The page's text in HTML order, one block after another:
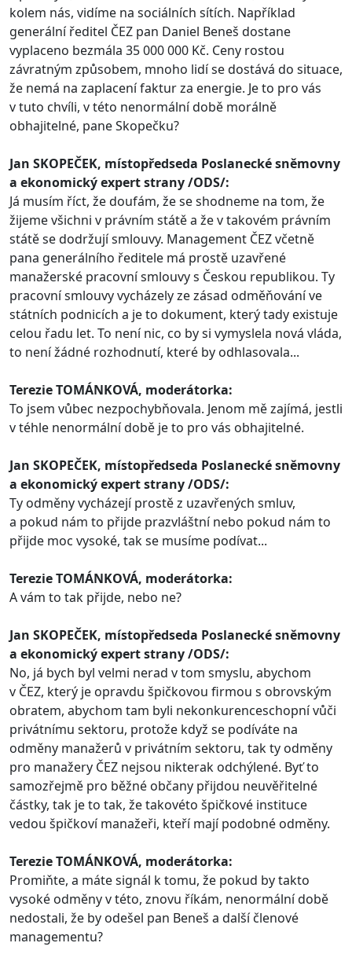
kolem nás, vidíme na sociálních sítích. Například
generální ředitel ČEZ pan Daniel Beneš dostane
vyplaceno bezmála 35 000 000 Kč. Ceny rostou
závratným způsobem, mnoho lidí se dostává do situace,
že nemá na zaplacení faktur za energie. Je to pro vás
v tuto chvíli, v této nenormální době morálně
obhajitelné, pane Skopečku?
Jan SKOPEČEK, místopředseda Poslanecké sněmovny
a ekonomický expert strany /ODS/:
Já musím říct, že doufám, že se shodneme na tom, že
žijeme všichni v právním státě a že v takovém právním
státě se dodržují smlouvy. Management ČEZ včetně
pana generálního ředitele má prostě uzavřené
manažerské pracovní smlouvy s Českou republikou. Ty
pracovní smlouvy vycházely ze zásad odměňování ve
státních podnicích a je to dokument, který tady existuje
celou řadu let. To není nic, co by si vymyslela nová vláda,
to není žádné rozhodnutí, které by odhlasovala...
Terezie TOMÁNKOVÁ, moderátorka:
To jsem vůbec nezpochybňovala. Jenom mě zajímá, jestli
v téhle nenormální době je to pro vás obhajitelné.
Jan SKOPEČEK, místopředseda Poslanecké sněmovny
a ekonomický expert strany /ODS/:
Ty odměny vycházejí prostě z uzavřených smluv,
a pokud nám to přijde prazvláštní nebo pokud nám to
přijde moc vysoké, tak se musíme podívat...
Terezie TOMÁNKOVÁ, moderátorka:
A vám to tak přijde, nebo ne?
Jan SKOPEČEK, místopředseda Poslanecké sněmovny
a ekonomický expert strany /ODS/:
No, já bych byl velmi nerad v tom smyslu, abychom
v ČEZ, který je opravdu špičkovou firmou s obrovským
obratem, abychom tam byli nekonkurenceschopní vůči
privátnímu sektoru, protože když se podíváte na
odměny manažerů v privátním sektoru, tak ty odměny
pro manažery ČEZ nejsou nikterak odchýlené. Byť to
samozřejmě pro běžné občany přijdou neuvěřitelné
částky, tak je to tak, že takovéto špičkové instituce
vedou špičkoví manažeři, kteří mají podobné odměny.
Terezie TOMÁNKOVÁ, moderátorka:
Promiňte, a máte signál k tomu, že pokud by takto
vysoké odměny v této, znovu říkám, nenormální době
nedostali, že by odešel pan Beneš a další členové
managementu?